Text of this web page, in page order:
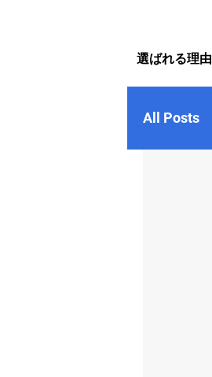
選ばれる理由
All Posts